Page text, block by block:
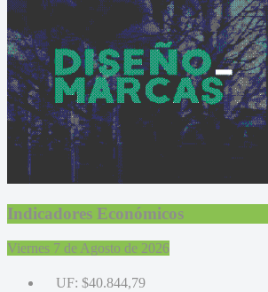
Indicadores Económicos
Viernes 7 de Agosto de 2026
UF: $40.844,79